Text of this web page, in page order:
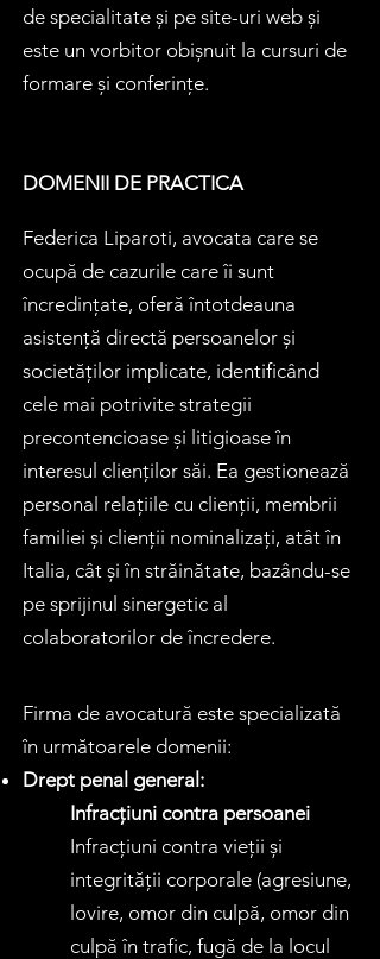
de specialitate și pe site-uri web și
este un vorbitor obișnuit la cursuri de
formare și conferințe.
DOMENII DE PRACTICA
Federica Liparoti, avocata care se
ocupă de cazurile care îi sunt
încredințate, oferă întotdeauna
asistență directă persoanelor și
societăților implicate, identificând
cele mai potrivite strategii
precontencioase și litigioase în
interesul clienților săi. Ea gestionează
personal relațiile cu clienții, membrii
familiei și clienții nominalizați, atât în
Italia, cât și în străinătate, bazându-se
pe sprijinul sinergetic al
colaboratorilor de încredere.
Firma de avocatură este specializată
în următoarele domenii:
Drept penal general:
Infracțiuni contra persoanei
Infracțiuni contra vieții și
integrității corporale (agresiune,
lovire, omor din culpă, omor din
culpă în trafic, fugă de la locul